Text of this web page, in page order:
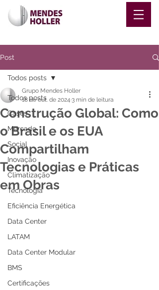
Post
Todos posts
Cases
Mercado
Social
Inovação
Climatização
Tecnologia
Eficiência Energética
Data Center
LATAM
Data Center Modular
BMS
Certificações
Todos posts
Construção Global: Como
o Brasil e os EUA
Compartilham
Tecnologias e Práticas
em Obras
Grupo Mendes Holler
18 de out. de 2024 3 min de leitura